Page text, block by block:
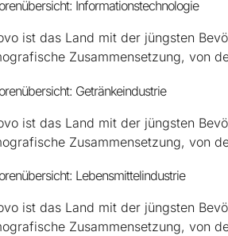
Informationstechnologie
ist das Land mit der jüngsten
Zusammensetzung, von
Getränkeindustrie
ist das Land mit der jüngsten
Zusammensetzung, von
Lebensmittelindustrie
ist das Land mit der jüngsten
Zusammensetzung, von